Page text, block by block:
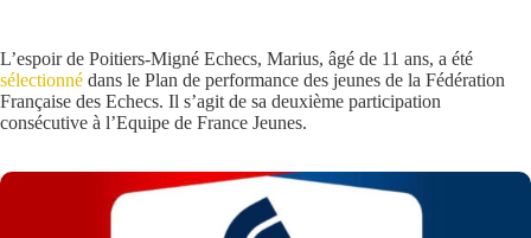
L’espoir de Poitiers-Migné Echecs, Marius, âgé de 11 ans, a été
sélectionné dans le Plan de performance des jeunes de la Fédération
Française des Echecs. Il s’agit de sa deuxième participation
consécutive à l’Equipe de France Jeunes.